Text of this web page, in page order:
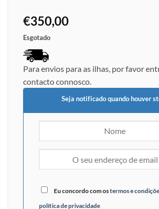
€350,00
Esgotado
Para envios para as ilhas, por favor
contacto connosco.
Seja notificado quando houver
Eu concordo com ostermos e
política de privacidade